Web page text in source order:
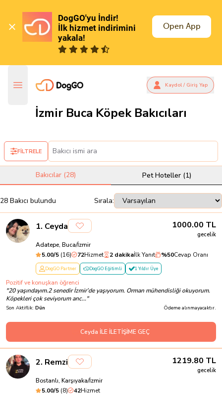
DogGO'yu İndir!
İlk hizmet indirimini
yakala!
Open App
Kaydol / Giriş Yap
İzmir Buca Köpek Bakıcıları
FİLTRELE
Bakıcılar (28) Pet Hoteller (1)
28 Bakıcı bulundu Sırala:
1. Ceyda 1000.00 TL
gecelik
Adatepe, Buca/İzmir
5.00/5 (16) 72Hizmet 2 dakikaİlk Yanıt %50Cevap Oranı
DogGO Partner DogGO Eğitimli 1 Yıldır Üye
Pozitif ve konuşkan öğrenci
"20 yaşındayım.2 senedir İzmir’de yaşıyorum. Orman mühendisliği okuyorum.
Köpekleri çok seviyorum anc..."
Son Aktiflik: Dün Ödeme alınmayacaktır.
Ceyda İLE İLETİŞİME GEÇ
2. Remzi 1219.80 TL
gecelik
Bostanlı, Karşıyaka/İzmir
5.00/5 (8) 42Hizmet